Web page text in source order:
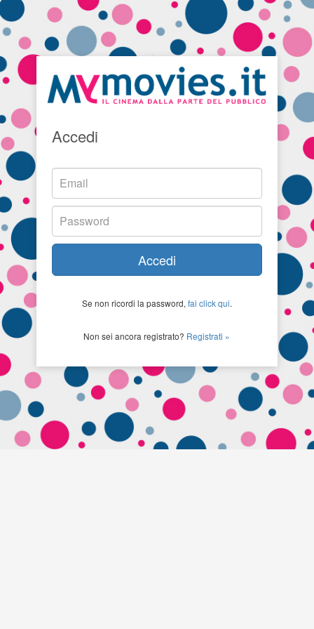
Accedi
Accedi
Se non ricordi la password, fai click qui.
Non sei ancora registrato? Registrati »